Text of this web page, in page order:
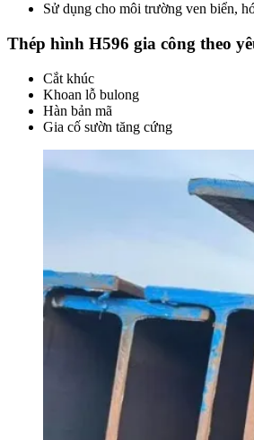
Sử dụng cho môi trường ven biển,
Thép hình H596 gia công theo
Cắt khúc
Khoan lỗ bulong
Hàn bản mã
Gia cố sườn tăng cứng